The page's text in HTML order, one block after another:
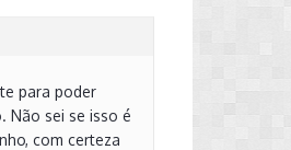
para poder
Não sei se isso é
com certeza